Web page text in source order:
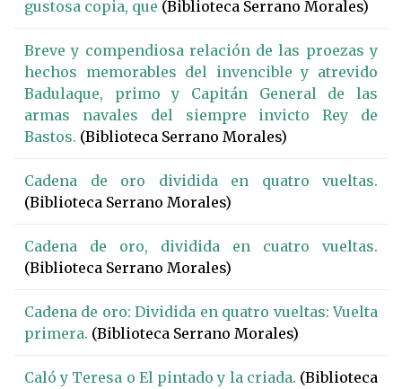
gustosa copia, que (Biblioteca Serrano Morales)
Breve y compendiosa relación de las proezas y
hechos memorables del invencible y atrevido
Badulaque, primo y Capitán General de las
armas navales del siempre invicto Rey de
Bastos. (Biblioteca Serrano Morales)
Cadena de oro dividida en quatro vueltas.
(Biblioteca Serrano Morales)
Cadena de oro, dividida en cuatro vueltas.
(Biblioteca Serrano Morales)
Cadena de oro: Dividida en quatro vueltas: Vuelta
primera. (Biblioteca Serrano Morales)
Caló y Teresa o El pintado y la criada. (Biblioteca